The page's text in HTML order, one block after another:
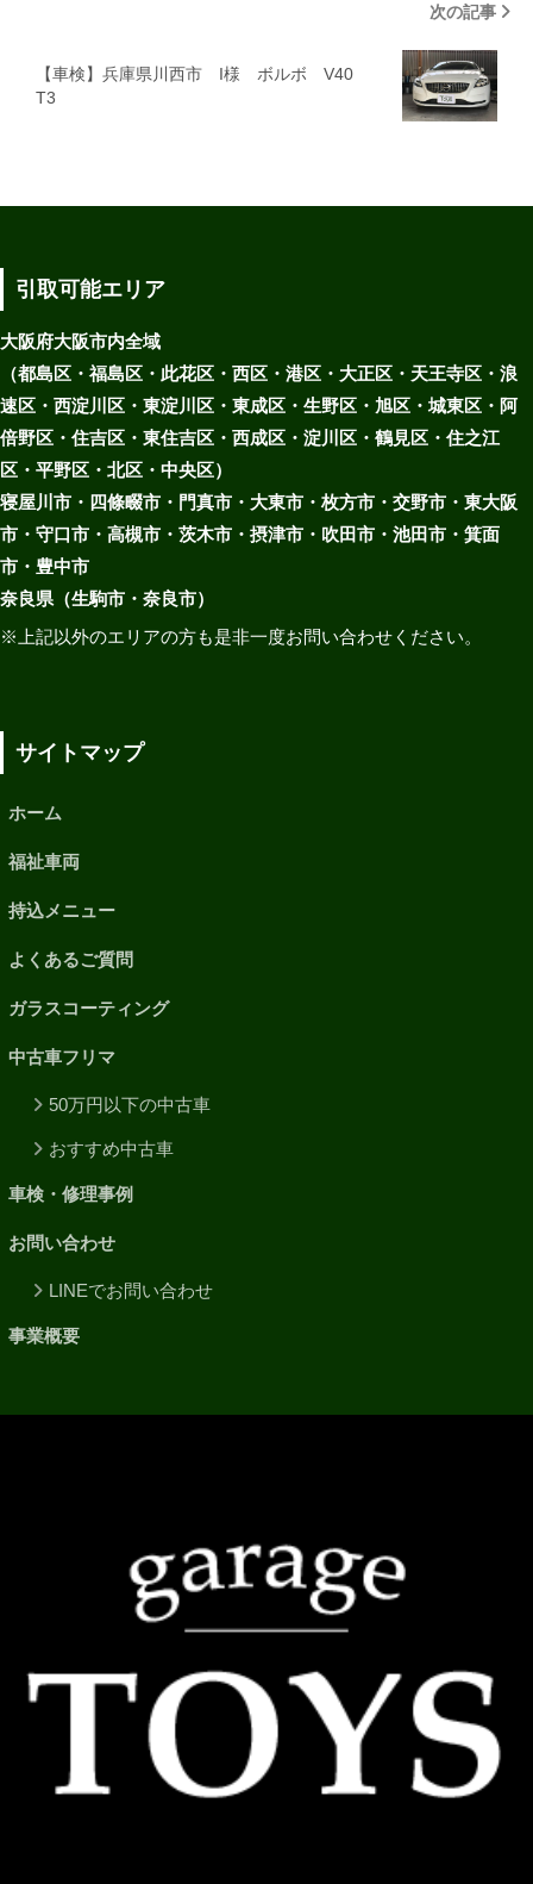
次の記事
【車検】兵庫県川西市 I様 ボルボ V40
T3
引取可能エリア
大阪府大阪市内全域
（都島区・福島区・此花区・西区・港区・大正区・天王寺区・浪
速区・西淀川区・東淀川区・東成区・生野区・旭区・城東区・阿
倍野区・住吉区・東住吉区・西成区・淀川区・鶴見区・住之江
区・平野区・北区・中央区）
寝屋川市・四條畷市・門真市・大東市・枚方市・交野市・東大阪
市・守口市・高槻市・茨木市・摂津市・吹田市・池田市・箕面
市・豊中市
奈良県（生駒市・奈良市）
※上記以外のエリアの方も是非一度お問い合わせください。
サイトマップ
ホーム
福祉車両
持込メニュー
よくあるご質問
ガラスコーティング
中古車フリマ
50万円以下の中古車
おすすめ中古車
車検・修理事例
お問い合わせ
LINEでお問い合わせ
事業概要